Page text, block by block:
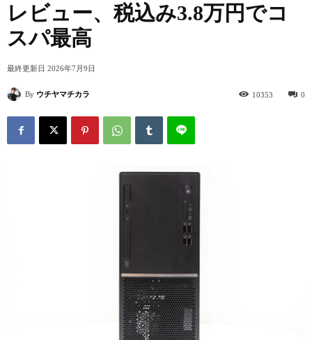
レビュー、税込み3.8万円でコ
スパ最高
最終更新日 2026年7月9日
By ウチヤマチカラ 0
10353